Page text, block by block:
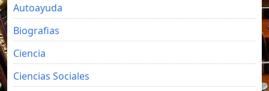
Autoayuda
Biografias
Ciencia
Ciencias Sociales